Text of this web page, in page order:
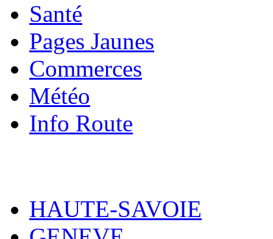
Santé
Pages Jaunes
Commerces
Météo
Info Route
HAUTE-SAVOIE